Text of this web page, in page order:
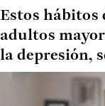
Estos hábitos
adultos
la depresión,